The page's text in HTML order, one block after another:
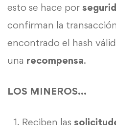
esto se hace por
confirman la
encontrado el hash
una recompensa.
LOS MINEROS…
Reciben las